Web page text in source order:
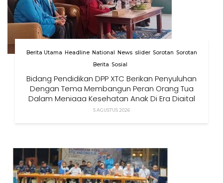
Berita Utama Headline National News slider Sorotan Sorotan
Berita Sosial
Bidang Pendidikan DPP XTC Berikan Penyuluhan
Dengan Tema Membangun Peran Orang Tua
Dalam Menjaga Kesehatan Anak Di Era Digital
5 AGUSTUS 2026